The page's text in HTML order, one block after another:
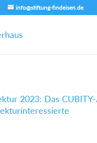
info@stiftung-findeisen.de